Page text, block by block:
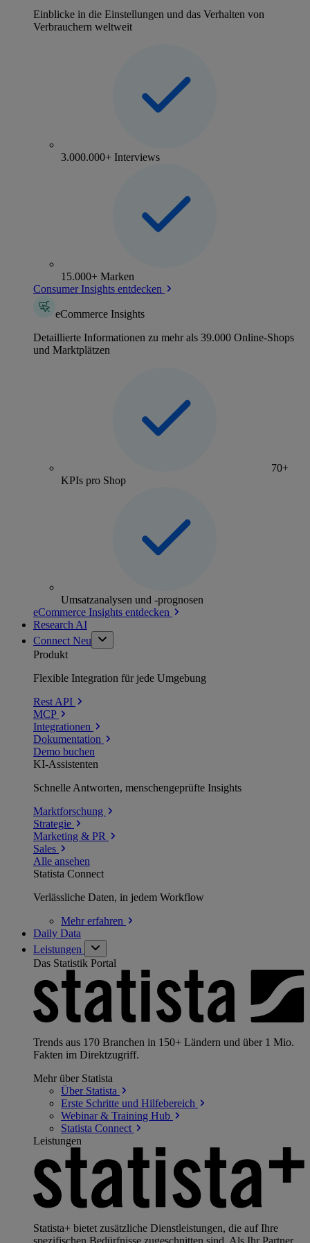
Einblicke in die Einstellungen und das Verhalten von
Verbrauchern weltweit
3.000.000+ Interviews
15.000+ Marken
Consumer Insights entdecken
eCommerce Insights
Detaillierte Informationen zu mehr als 39.000 Online-Shops
und Marktplätzen
70+
KPIs pro Shop
Umsatzanalysen und -prognosen
eCommerce Insights entdecken
Research AI
Connect Neu
Produkt
Flexible Integration für jede Umgebung
Rest API
MCP
Integrationen
Dokumentation
Demo buchen
KI-Assistenten
Schnelle Antworten, menschengeprüfte Insights
Marktforschung
Strategie
Marketing & PR
Sales
Alle ansehen
Statista Connect
Verlässliche Daten, in jedem Workflow
Mehrerfahren
Daily Data
Leistungen
Das Statistik Portal
Trends aus 170 Branchen in 150+ Ländern und über 1 Mio.
Fakten im Direktzugriff.
Mehr über Statista
Über Statista
Erste Schritte und Hilfebereich
Webinar & Training Hub
Statista Connect
Leistungen
Statista+ bietet zusätzliche Dienstleistungen, die auf Ihre
spezifischen Bedürfnisse zugeschnitten sind. Als Ihr Partner